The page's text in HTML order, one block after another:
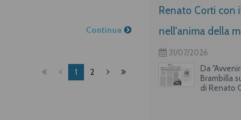
Continua
1 2
Renato Corti con
nell'anima della
31/07/2026
Da
Brambilla
di Renato